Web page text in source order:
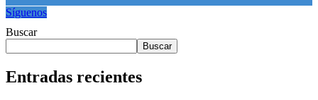
Síguenos
Buscar
Buscar
Entradas recientes